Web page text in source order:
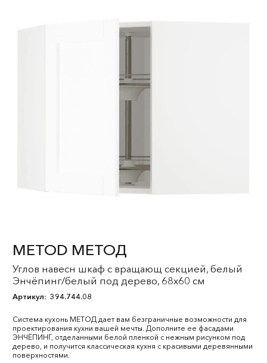
METOD МЕТОД
Углов навесн шкаф с вращающ секцией, белый
Энчёпинг/белый под дерево, 68x60 см
Артикул: 394.744.08
Система кухонь МЕТОД дает вам безграничные возможности для
проектирования кухни вашей мечты. Дополните ее фасадами
ЭНЧЁПИНГ, отделанными белой пленкой с нежным рисунком под
дерево, и получится классическая кухня с красивыми деревянными
поверхностями.